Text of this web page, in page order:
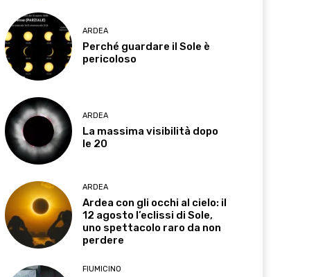
ARDEA
Perché guardare il Sole è
pericoloso
ARDEA
La massima visibilità dopo
le 20
ARDEA
Ardea con gli occhi al cielo: il
12 agosto l’eclissi di Sole,
uno spettacolo raro da non
perdere
FIUMICINO